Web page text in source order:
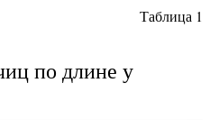
Таблица 1
по длине у